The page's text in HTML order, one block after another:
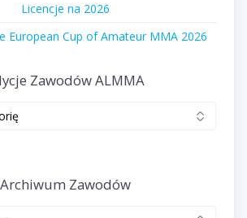
Licencje na 2026
European Cup of Amateur MMA 2026
Zawodów ALMMA
Archiwum Zawodów